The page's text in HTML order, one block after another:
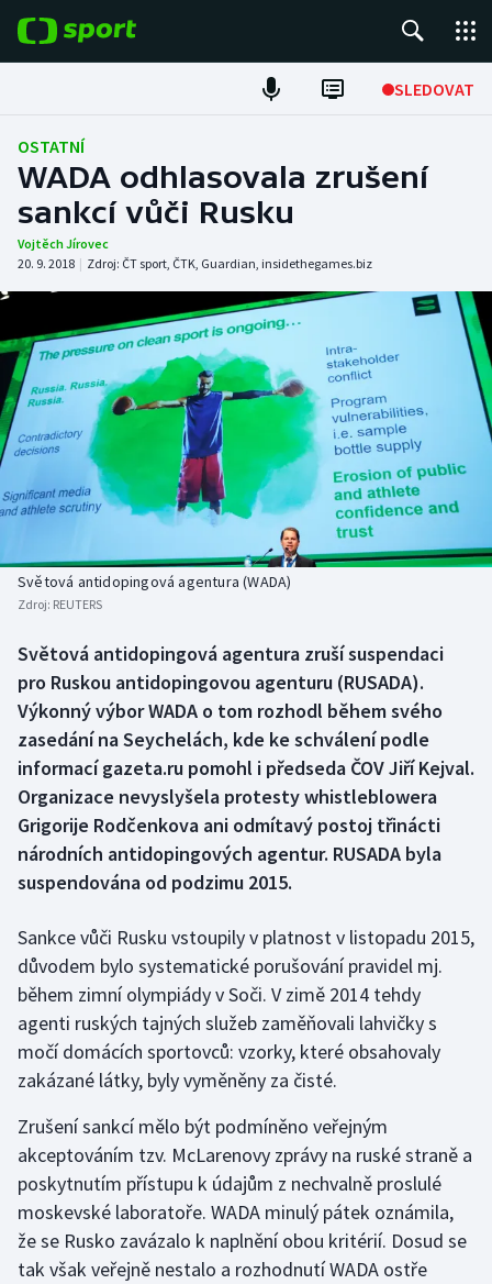
SLEDOVAT
Fotbal
Hokej
Tenis
Atletika
Cyklistika
DALŠÍ SPORTY
Americký fotbal
Baseball a softbal
Basketbal
Biatlon
Boby a skeleton
Box
Curling
Dostihy
Florbal
Futsal
Golf
Gymnastika
Házená
Jezdectví
Judo
Krasobruslení
NEPŘEHLÉDNĚTE
Soutěže
Historické návraty
Aplikace ČT sport
AZ kvíz
OSTATNÍ
WADA odhlasovala zrušení
sankcí vůči Rusku
Vojtěch Jírovec
20. 9. 2018 | Zdroj: ČT sport, ČTK, Guardian, insidethegames.biz
Světová antidopingová agentura (WADA)
Zdroj: REUTERS
Světová antidopingová agentura zruší suspendaci
pro Ruskou antidopingovou agenturu (RUSADA).
Výkonný výbor WADA o tom rozhodl během svého
zasedání na Seychelách, kde ke schválení podle
informací gazeta.ru pomohl i předseda ČOV Jiří Kejval.
Organizace nevyslyšela protesty whistleblowera
Grigorije Rodčenkova ani odmítavý postoj třinácti
národních antidopingových agentur. RUSADA byla
suspendována od podzimu 2015.
Sankce vůči Rusku vstoupily v platnost v listopadu 2015,
důvodem bylo systematické porušování pravidel mj.
během zimní olympiády v Soči. V zimě 2014 tehdy
agenti ruských tajných služeb zaměňovali lahvičky s
močí domácích sportovců: vzorky, které obsahovaly
zakázané látky, byly vyměněny za čisté.
Zrušení sankcí mělo být podmíněno veřejným
akceptováním tzv. McLarenovy zprávy na ruské straně a
poskytnutím přístupu k údajům z nechvalně proslulé
moskevské laboratoře. WADA minulý pátek oznámila,
že se Rusko zavázalo k naplnění obou kritérií. Dosud se
tak však veřejně nestalo a rozhodnutí WADA ostře